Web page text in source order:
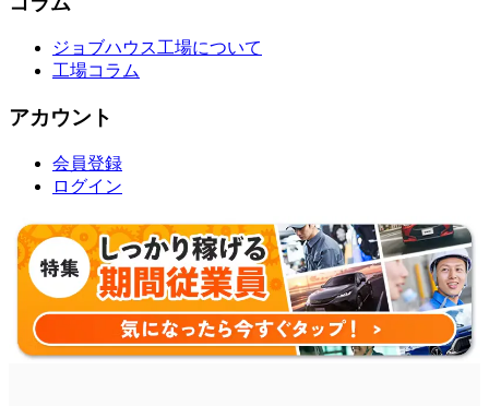
ジョブハウス工場について
工場コラム
アカウント
会員登録
ログイン